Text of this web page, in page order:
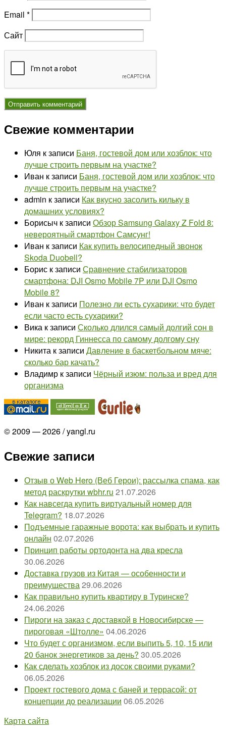
Email *
Сайт
Свежие комментарии
Юля к записи Баня, гостевой дом или хозблок: что
лучше строить первым на участке?
Иван к записи Баня, гостевой дом или хозблок: что
лучше строить первым на участке?
admin к записи Как вкусно засолить кильку в
домашних условиях?
Борисыч к записи Обзор Samsung Galaxy Z Fold 8:
невероятный смартфон Самсунг!
Иван к записи Как купить велосипедный звонок
Skoda Duobell?
Борис к записи Сравнение стабилизаторов
смартфона: DJI Osmo Mobile 7P или DJI Osmo
Mobile 8?
Иван к записи Полезно ли есть сухарики: что будет
если часто есть сухарики?
Вика к записи Сколько длился самый долгий сон в
мире: рекорд Гиннесса по самому долгому сну
Никита к записи Давление в баскетбольном мяче:
сколько бар качать?
Владимр к записи Чёрный изюм: польза и вред для
организма
© 2009 — 2026 / yangl.ru
Свежие записи
Отзыв о Web Hero (Веб Герои): рассылка спама, как
метод раскрутки wbhr.ru 21.07.2026
Как навсегда купить виртуальный номер для
Telegram? 18.07.2026
Подъемные гаражные ворота: как выбрать и купить
онлайн 02.07.2026
Принцип работы ортодонта на два кресла
30.06.2026
Доставка грузов из Китая — особенности и
преимущества29.06.2026
Как правильно купить квартиру в Туринске?
24.06.2026
Пироги на заказ с доставкой в Новосибирске —
пироговая «Штолле» 04.06.2026
Что будет с организмом, если выпить 5, 10, 15 или
20 банок энергетиков за день? 30.05.2026
Как сделать хозблок из досок своими руками?
06.05.2026
Проект гостевого дома с баней и террасой: от
концепции до реализации 06.05.2026
Карта сайта